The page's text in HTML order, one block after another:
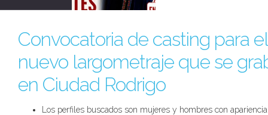
Convocatoria de casting para el
nuevo largometraje que se
en Ciudad Rodrigo
Los perfiles buscados son mujeres y hombres con